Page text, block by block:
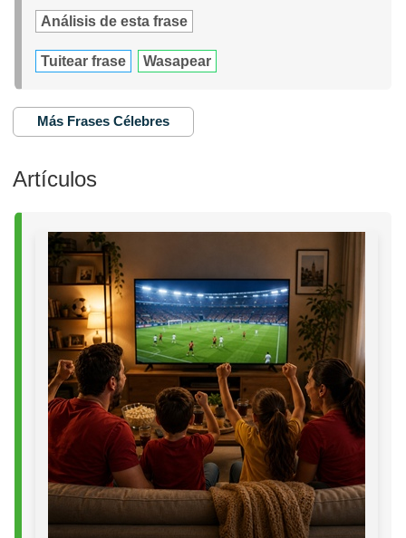
Análisis de esta frase
Tuitear frase Wasapear
Más Frases Célebres
Artículos